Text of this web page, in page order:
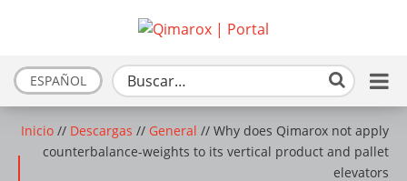
ESPAÑOL
Inicio // Descargas // General // Why does Qimarox not apply
counterbalance-weights to its vertical product and pallet
elevators